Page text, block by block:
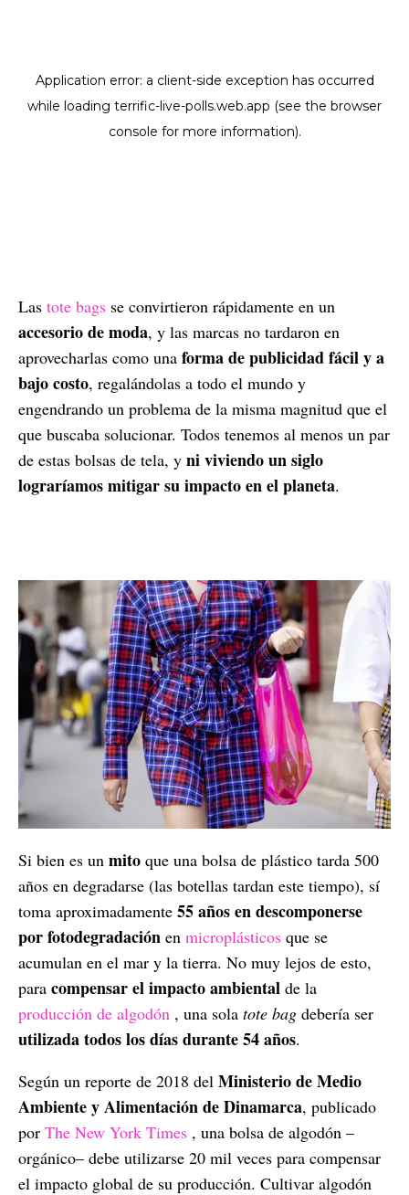
Las tote bags se convirtieron rápidamente en un
accesorio de moda, y las marcas no tardaron en
aprovecharlas como una forma de publicidad fácil y a
bajo costo, regalándolas a todo el mundo y
engendrando un problema de la misma magnitud que el
que buscaba solucionar. Todos tenemos al menos un par
de estas bolsas de tela, y ni viviendo un siglo
lograríamos mitigar su impacto en el planeta.
Si bien es un mito que una bolsa de plástico tarda 500
años en degradarse (las botellas tardan este tiempo), sí
toma aproximadamente 55 años en descomponerse
por fotodegradación en microplásticos que se
acumulan en el mar y la tierra. No muy lejos de esto,
para compensar el impacto ambiental de la
producción de algodón , una sola tote bag debería ser
utilizada todos los días durante 54 años.
Según un reporte de 2018 del Ministerio de Medio
Ambiente y Alimentación de Dinamarca, publicado
por The New York Times , una bolsa de algodón –
orgánico– debe utilizarse 20 mil veces para compensar
el impacto global de su producción. Cultivar algodón